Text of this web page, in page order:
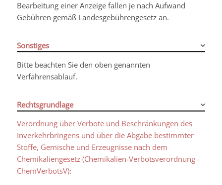
Bearbeitung einer Anzeige fallen je nach Aufwand
Gebühren gemäß Landesgebührengesetz an.
Sonstiges
Bitte beachten Sie den oben genannten
Verfahrensablauf.
Rechtsgrundlage
Verordnung über Verbote und Beschränkungen des
Inverkehrbringens und über die Abgabe bestimmter
Stoffe, Gemische und Erzeugnisse nach dem
Chemikaliengesetz (Chemikalien-Verbotsverordnung -
ChemVerbotsV):